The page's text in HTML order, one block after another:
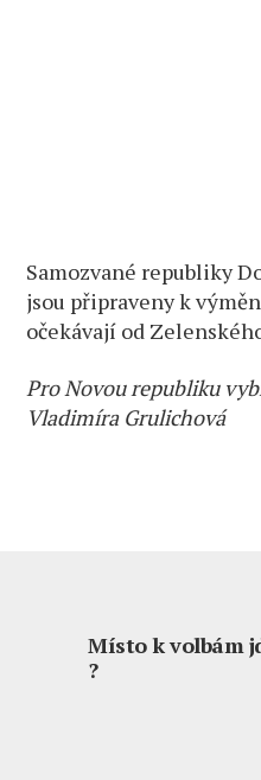
Samozvané republiky
jsou připraveny k
očekávají od
Pro Novou republiku
Vladimíra Grulichová
Místo k volbám
?